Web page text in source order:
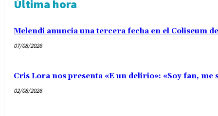
Última hora
Melendi anuncia una tercera fecha en el Coliseum
07/08/2026
Cris Lora nos presenta «E un delirio»: «Soy fan,
02/08/2026